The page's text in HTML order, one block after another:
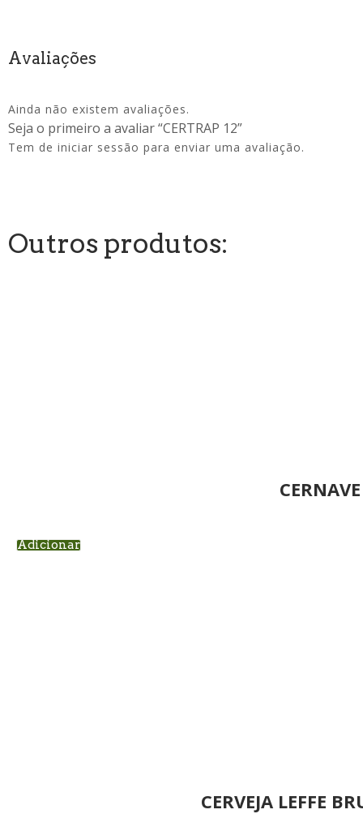
Avaliações
Ainda não existem avaliações.
Seja o primeiro a avaliar “CERTRAP 12”
Tem de iniciar sessão para enviar uma avaliação.
Outros produtos:
Adicionar
CERVEJA LEFFE